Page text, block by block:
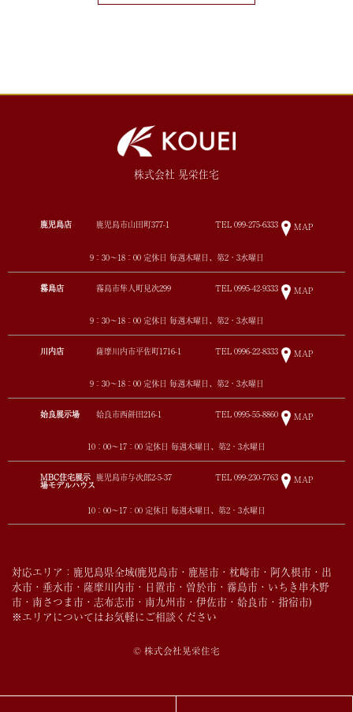
株式会社 晃栄住宅
鹿児島店 鹿児島市山田町377-1 TEL 099-275-6333 MAP
9：30～18：00 定休日 毎週木曜日、第2・3水曜日
霧島店 霧島市隼人町見次299 TEL 0995-42-9333 MAP
9：30～18：00 定休日 毎週木曜日、第2・3水曜日
川内店 薩摩川内市平佐町1716-1 TEL 0996-22-8333 MAP
9：30～18：00 定休日 毎週木曜日、第2・3水曜日
姶良展示場 姶良市西餅田216-1 TEL 0995-55-8860 MAP
10：00～17：00 定休日 毎週木曜日、第2・3水曜日
MBC住宅展示
場モデルハウス
鹿児島市与次郎2-5-37 TEL 099-230-7763 MAP
10：00～17：00 定休日 毎週木曜日、第2・3水曜日
対応エリア：鹿児島県全域(鹿児島市・鹿屋市・枕崎市・阿久根市・出
水市・垂水市・薩摩川内市・日置市・曽於市・霧島市・いちき串木野
市・南さつま市・志布志市・南九州市・伊佐市・姶良市・指宿市)
※エリアについてはお気軽にご相談ください
© 株式会社晃栄住宅